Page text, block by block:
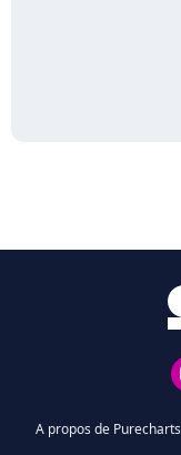
A propos de Purecharts